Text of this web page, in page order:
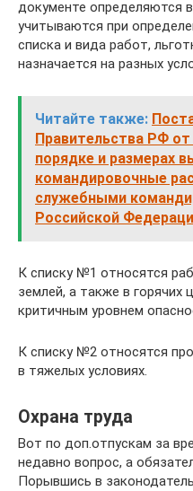
документе определяются
учитываются при
списка и вида работ,
назначается на разных
Читайте также:
Правительства РФ от
порядке и размерах
командировочные
служебными
Российской
К списку №1 относятся
землей, а также в горячих
критичным уровнем
К списку №2 относятся
в тяжелых условиях.
Охрана труда
Вот по доп.отпускам за
недавно вопрос, а
Порывшись в